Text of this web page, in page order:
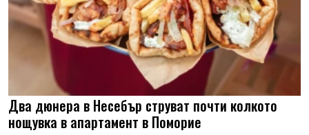
Два дюнера в Несебър струват почти колкото
нощувка в апартамент в Поморие